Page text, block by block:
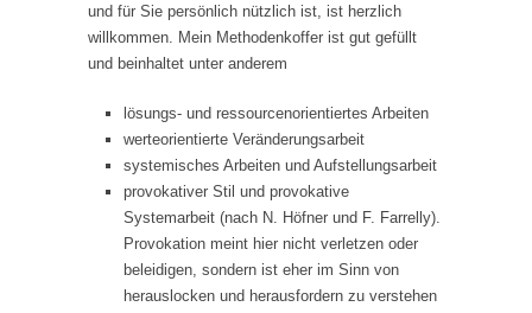
und für Sie persönlich nützlich ist, ist herzlich
willkommen. Mein Methodenkoffer ist gut gefüllt
und beinhaltet unter anderem
lösungs- und ressourcenorientiertes Arbeiten
werteorientierte Veränderungsarbeit
systemisches Arbeiten und Aufstellungsarbeit
provokativer Stil und provokative
Systemarbeit (nach N. Höfner und F. Farrelly).
Provokation meint hier nicht verletzen oder
beleidigen, sondern ist eher im Sinn von
herauslocken und herausfordern zu verstehen